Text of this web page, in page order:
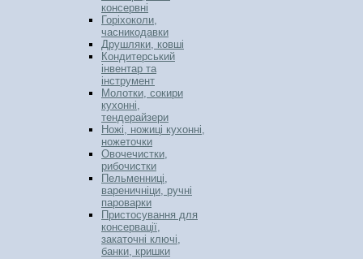
консервні
Горіхоколи,
часникодавки
Друшляки, ковші
Кондитерський
інвентар та
інструмент
Молотки, сокири
кухонні,
тендерайзери
Ножі, ножиці кухонні,
ножеточки
Овочечистки,
рибочистки
Пельменниці,
вареничніци, ручні
пароварки
Пристосування для
консервації,
закаточні ключі,
банки, кришки